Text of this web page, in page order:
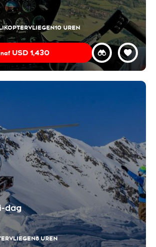
10 UREN
USD 1,430
dag
8 UREN